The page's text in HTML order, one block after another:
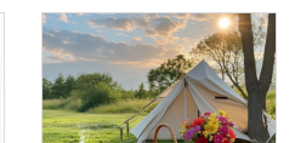
ароматний дифузер
Ароматна ефірна олія
Готельний ароматний
апарат